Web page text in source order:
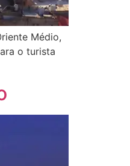
Médio,
o turista